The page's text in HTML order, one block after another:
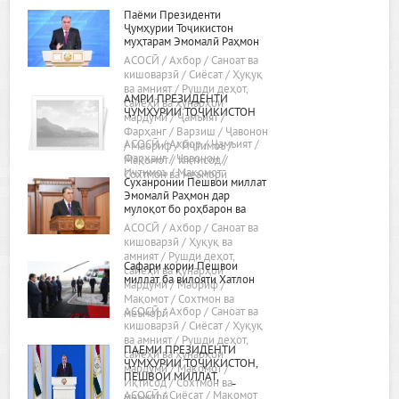
Паёми Президенти
Ҷумҳурии Тоҷикистон
муҳтарам Эмомалӣ Раҳмон
«Дар бораи самтҳои асосии
сиёсати дохилӣ ва хориҷии
ҷумҳурӣ»
АСОСӢ / Ахбор / Саноат ва
кишоварзӣ / Сиёсат / Ҳуқуқ
ва амният / Рушди деҳот,
сайёҳӣ ва ҳунарҳои
мардумӣ / Ҷамъият /
Фарҳанг / Варзиш / Ҷавонон
/ Маориф / Иҷтимоъ /
Мақомот / Иқтисод /
Сохтмон ва меъморӣ
АМРИ ПРЕЗИДЕНТИ
ҶУМҲУРИИ ТОҶИКИСТОН
АСОСӢ / Ахбор / Ҷамъият /
Фарҳанг / Ҷавонон /
Иҷтимоъ / Мақомот
Суханронии Пешвои миллат
Эмомалӣ Раҳмон дар
мулоқот бо роҳбарон ва
фаъолони вилояти Хатлон
24.02.2022, шаҳри Бохтар
АСОСӢ / Ахбор / Саноат ва
кишоварзӣ / Ҳуқуқ ва
амният / Рушди деҳот,
сайёҳӣ ва ҳунарҳои
мардумӣ / Маориф /
Мақомот / Сохтмон ва
меъморӣ
Сафари кории Пешвои
миллат ба вилояти Хатлон
АСОСӢ / Ахбор / Саноат ва
кишоварзӣ / Сиёсат / Ҳуқуқ
ва амният / Рушди деҳот,
сайёҳӣ ва ҳунарҳои
мардумӣ / Мақомот /
Иқтисод / Сохтмон ва
ПАЁМИ ПРЕЗИДЕНТИ
ҶУМҲУРИИ ТОҶИКИСТОН,
ПЕШВОИ МИЛЛАТ,
МУҲТАРАМ ЭМОМАЛӢ